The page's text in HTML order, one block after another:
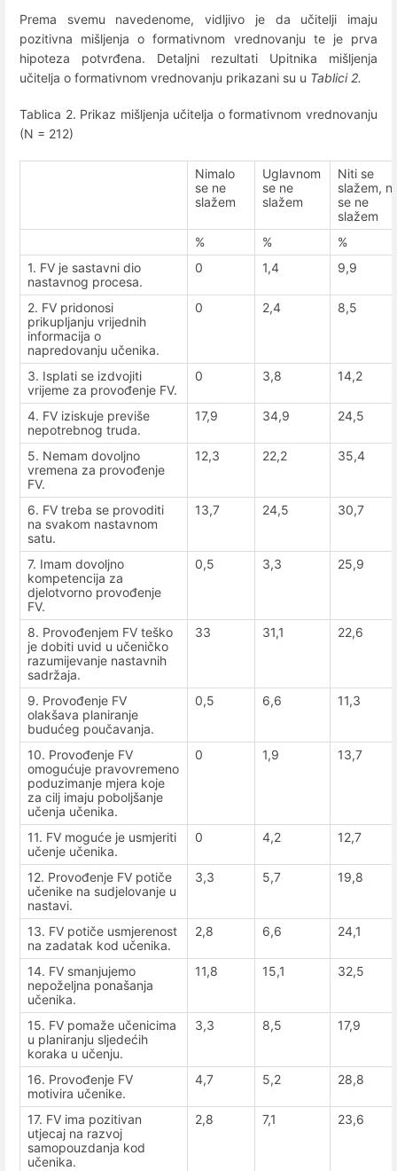
Prema svemu navedenome, vidljivo je da učitelji imaju
pozitivna mišljenja o formativnom vrednovanju te je prva
hipoteza potvrđena. Detaljni rezultati Upitnika mišljenja
učitelja o formativnom vrednovanju prikazani su u Tablici 2.
Tablica 2. Prikaz mišljenja učitelja o formativnom vrednovanju
(N = 212)
Nimalo
se ne
slažem
Uglavnom
se ne
slažem
Niti se
slažem,
se ne
slažem
%
%
%
1. FV je sastavni dio
nastavnog procesa.
0 1,4 9,9
2. FV pridonosi
prikupljanju vrijednih
informacija o
napredovanju učenika.
0 2,4 8,5
3. Isplati se izdvojiti
vrijeme za provođenje FV.
0 3,8 14,2
4. FV iziskuje previše
nepotrebnog truda.
17,9 34,9 24,5
5. Nemam dovoljno
vremena za provođenje
FV.
12,3 22,2 35,4
6. FV treba se provoditi
na svakom nastavnom
satu.
13,7 24,5 30,7
7. Imam dovoljno
kompetencija za
djelotvorno provođenje
FV.
0,5 3,3 25,9
8. Provođenjem FV teško
je dobiti uvid u učeničko
razumijevanje nastavnih
sadržaja.
33 31,1 22,6
9. Provođenje FV
olakšava planiranje
budućeg poučavanja.
0,5 6,6 11,3
10. Provođenje FV
omogućuje pravovremeno
poduzimanje mjera koje
za cilj imaju poboljšanje
učenja učenika.
0 1,9 13,7
11. FV moguće je usmjeriti
učenje učenika.
0 4,2 12,7
12. Provođenje FV potiče
učenike na sudjelovanje u
nastavi.
3,3 5,7 19,8
13. FV potiče usmjerenost
na zadatak kod učenika.
2,8 6,6 24,1
14. FV smanjujemo
nepoželjna ponašanja
učenika.
11,8 15,1 32,5
15. FV pomaže učenicima
u planiranju sljedećih
koraka u učenju.
3,3 8,5 17,9
16. Provođenje FV
motivira učenike.
4,7 5,2 28,8
17. FV ima pozitivan
utjecaj na razvoj
samopouzdanja kod
učenika.
2,8 7,1 23,6